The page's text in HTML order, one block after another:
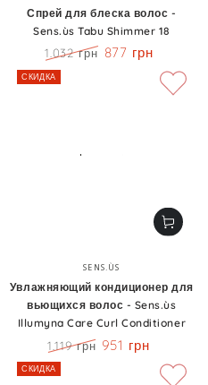
Спрей для блеска волос -
Sens.ùs Tabu Shimmer 18
Цена
1.032 грн 877 грн
Бренд:
SENS.ÙS
Увлажняющий кондиционер для
вьющихся волос - Sens.ùs
Illumyna Care Curl Conditioner
Цена
1.119 грн 951 грн
СКИДКА
СКИДКА